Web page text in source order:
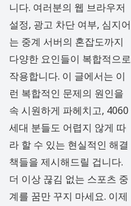
니다. 여러분의 웹 브라우저
설정, 광고 차단 여부, 심지어
는 중계 서버의 혼잡도까지
다양한 요인들이 복합적으로
작용합니다. 이 글에서는 이
런 복합적인 문제의 원인을
속 시원하게 파헤치고, 4060
세대 분들도 어렵지 않게 따
라 할 수 있는 현실적인 해결
책들을 제시해드릴 겁니다.
더 이상 끊김 없는 스포츠 중
계를 꿈만 꾸지 마세요. 이제